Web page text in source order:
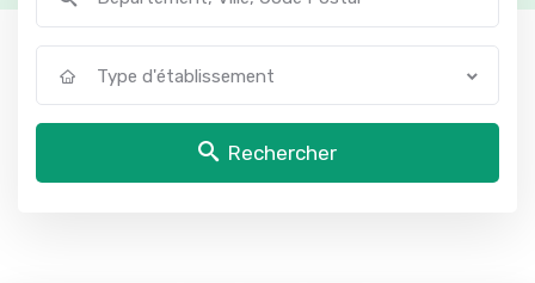
Type d'établissement
Rechercher